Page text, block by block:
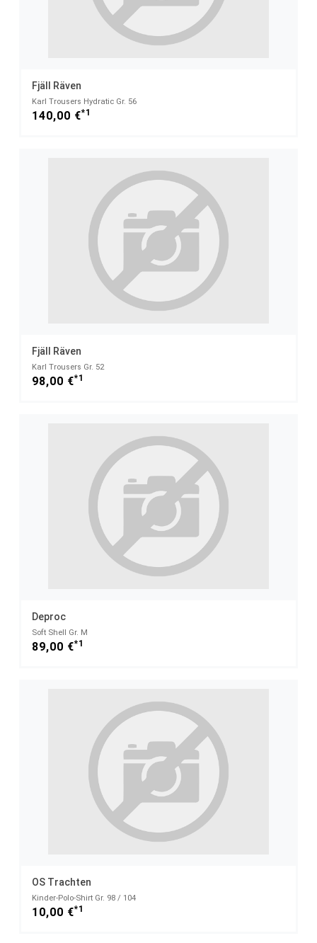
Fjäll Räven
Karl Trousers Hydratic Gr. 56
140,00 €*1
Fjäll Räven
Karl Trousers Gr. 52
98,00 €*1
Deproc
Soft Shell Gr. M
89,00 €*1
OS Trachten
Kinder-Polo-Shirt Gr. 98 / 104
10,00 €*1